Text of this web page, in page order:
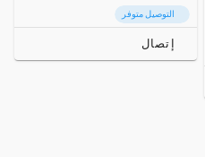
التوصيل متوفر
إتصال